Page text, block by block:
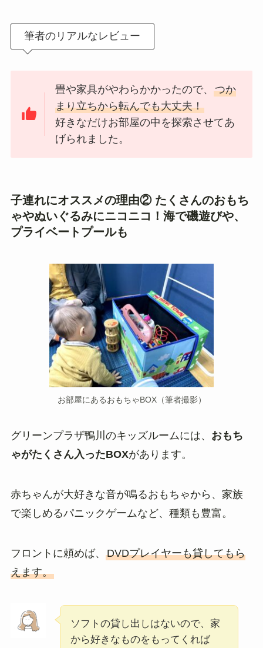
筆者のリアルなレビュー
畳や家具がやわらかかったので、つか
まり立ちから転んでも大丈夫！
好きなだけお部屋の中を探索させてあ
げられました。
子連れにオススメの理由② たくさんのおもち
ゃやぬいぐるみにニコニコ！海で磯遊びや、
プライベートプールも
お部屋にあるおもちゃBOX（筆者撮影）
グリーンプラザ鴨川のキッズルームには、 おもち
ゃがたくさん入ったBOXがあります。
赤ちゃんが大好きな音が鳴るおもちゃから、家族
で楽しめるパニックゲームなど、種類も豊富。
フロントに頼めば、 DVDプレイヤーも貸してもら
えます。
ソフトの貸し出しはないので、家
から好きなものをもってくれば